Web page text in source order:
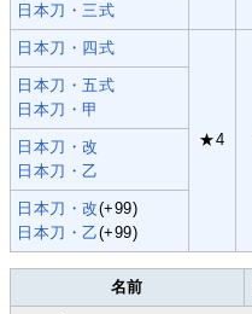
日本刀・三式
日本刀・四式
★4
日本刀・五式
日本刀・甲
日本刀・改
日本刀・乙
日本刀・改(+99)
日本刀・乙(+99)
名前